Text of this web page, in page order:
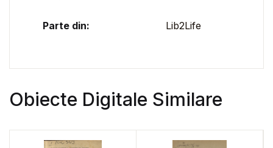
Parte din: Lib2Life
Obiecte Digitale Similare